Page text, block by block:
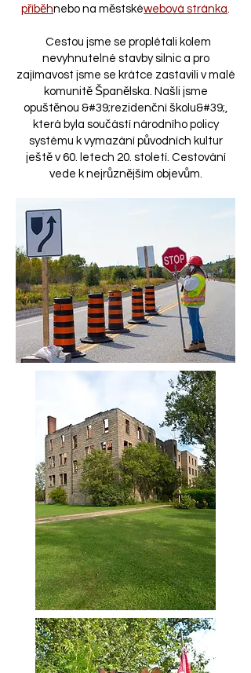
příběhnebo na městskéwebová stránka.
Cestou jsme se proplétali kolem
nevyhnutelné stavby silnic a pro
zajímavost jsme se krátce zastavili v malé
komunitě Španělska. Našli jsme
opuštěnou &#39;rezidenční školu&#39;,
která byla součástí národního policy
systému k vymazání původních kultur
ještě v 60. letech 20. století. Cestování
vede k nejrůznějším objevům.